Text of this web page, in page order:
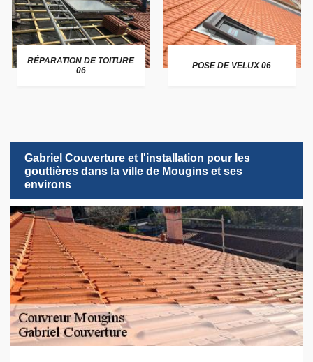
RÉPARATION DE TOITURE
06
POSE DE VELUX 06
Gabriel Couverture et l'installation pour les
gouttières dans la ville de Mougins et ses
environs